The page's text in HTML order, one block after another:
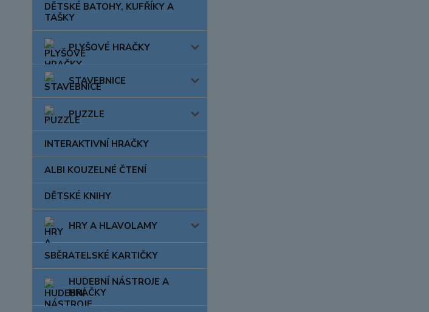
DĚTSKÉ BATOHY, KUFŘÍKY A
TAŠKY
PLYŠOVÉ HRAČKY
STAVEBNICE
PUZZLE
INTERAKTIVNÍ HRAČKY
ALBI KOUZELNÉ ČTENÍ
DĚTSKÉ KNIHY
HRY A HLAVOLAMY
SBĚRATELSKÉ KARTIČKY
HUDEBNÍ NÁSTROJE A
HRAČKY